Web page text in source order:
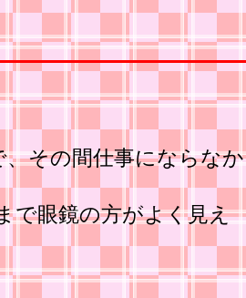
その間仕事にならなか
で眼鏡の方がよく見え